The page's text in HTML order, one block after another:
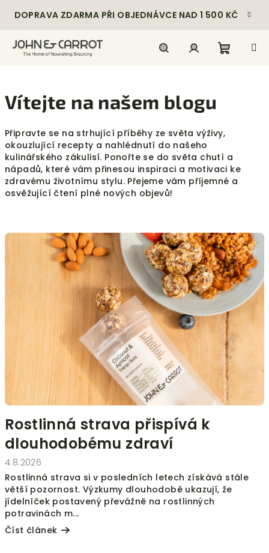
DOPRAVA ZDARMA PŘI OBJEDNÁVCE NAD 1 500 KČ
Vítejte na našem blogu
Připravte se na strhující příběhy ze světa výživy,
okouzlující recepty a nahlédnutí do našeho
kulinářského zákulisí. Ponořte se do světa chutí a
nápadů, které vám přinesou inspiraci a motivaci ke
zdravému životnímu stylu. Přejeme vám příjemné a
osvěžující čtení plné nových objevů!
ý
p
č
l
á
k
ů
Rostlinná strava přispívá k
dlouhodobému zdraví
4.8.2026
Rostlinná strava si v posledních letech získává stále
větší pozornost. Výzkumy dlouhodobě ukazují, že
jídelníček postavený převážně na rostlinných
potravinách m...
Číst článek